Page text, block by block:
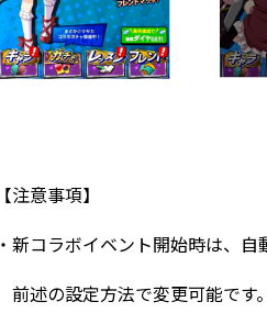
【注意事項】
・新コラボイベント開始時は、
前述の設定方法で変更可能です。